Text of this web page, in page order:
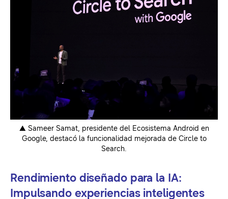
▲ Sameer Samat, presidente del Ecosistema Android en
Google, destacó la funcionalidad mejorada de Circle to
Search.
Rendimiento diseñado para la IA:
Impulsando experiencias inteligentes